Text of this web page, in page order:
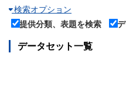
検索オプション
提供分類、表題を検索
データセット一覧